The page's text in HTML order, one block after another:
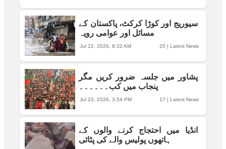
سیوریج اور کوڑا کرکٹ، پاکستان کے
مسائل اور عوامی رویہ
20 | Latest News
Jul 22, 2026, 8:32 AM
پشاور میں جلسہ ضرور کریں مگر
پنجاب میں کب۔۔۔۔۔۔
17 | Latest News
Jul 23, 2026, 3:54 PM
انڈیا میں احتجاج کرنے والوں کے
ہاتھوں پولیس والے کی پٹائی